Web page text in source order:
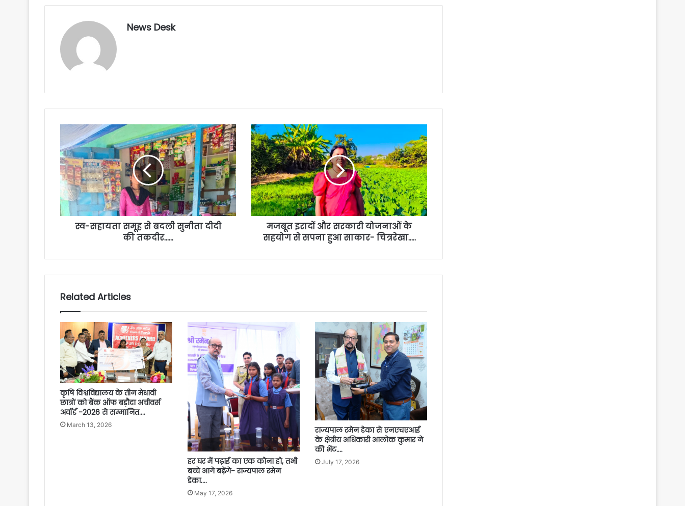
News Desk
स्व-सहायता समूह से बदली सुनीता दीदी
की तकदीर……
मजबूत इरादों और सरकारी योजनाओं के
सहयोग से सपना हुआ साकार- चित्ररेखा…..
Related Articles
कृषि विश्वविद्यालय के तीन मेधावी
छात्रों को बैंक ऑफ बड़ौदा अचीवर्स
अवॉर्ड -2026 से सम्मानित….
March 13, 2026
हर घर में पढ़ाई का एक कोना हो, तभी
बच्चे आगे बढ़ेंगे- राज्यपाल रमेन
डेका….
May 17, 2026
राज्यपाल रमेन डेका से एनएचएआई
के क्षेत्रीय अधिकारी आलोक कुमार ने
की भेंट….
July 17, 2026